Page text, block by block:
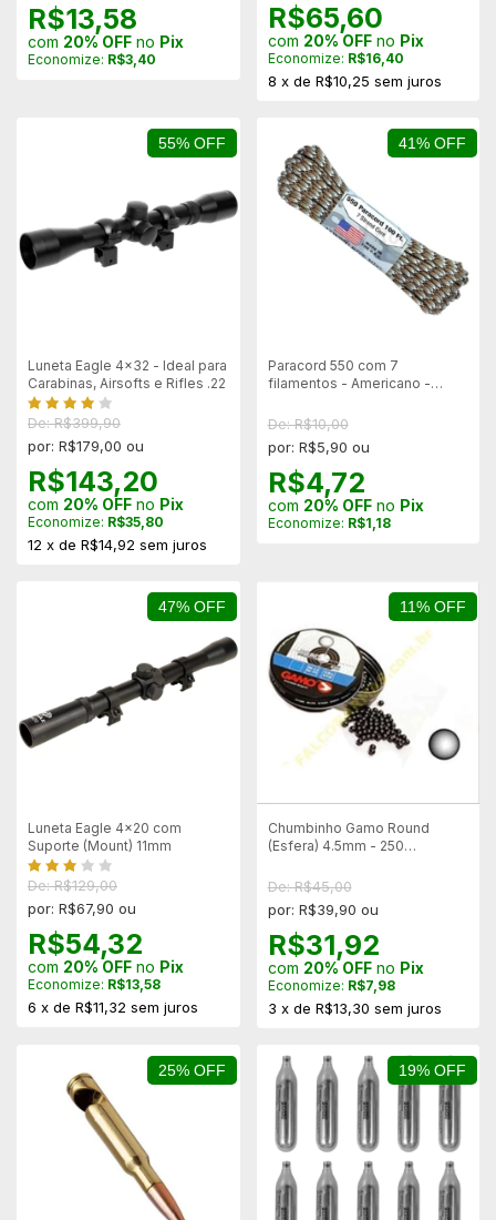
R$13,58
com 20% OFF no Pix
Economize: R$3,40
R$65,60
com 20% OFFno Pix
Economize: R$16,40
8 x de R$10,25 sem juros
55% OFF
Luneta Eagle 4x32 - Ideal para
Carabinas, Airsofts e Rifles .22
De: R$399,90
por: R$179,00 ou
R$143,20
com 20% OFF no Pix
Economize: R$35,80
12 x de R$14,92 sem juros
41% OFF
Paracord 550 com 7
filamentos - Americano -
De: R$10,00
por: R$5,90 ou
R$4,72
com 20% OFFno Pix
Economize: R$1,18
47% OFF
Luneta Eagle 4x20 com
Suporte (Mount) 11mm
De: R$129,00
por: R$67,90 ou
R$54,32
com 20% OFF no Pix
Economize: R$13,58
6 x de R$11,32 sem juros
11% OFF
Chumbinho Gamo Round
(Esfera) 4.5mm - 250
De: R$45,00
por: R$39,90 ou
R$31,92
com 20% OFFno Pix
Economize: R$7,98
3 x de R$13,30 sem juros
25% OFF 19% OFF